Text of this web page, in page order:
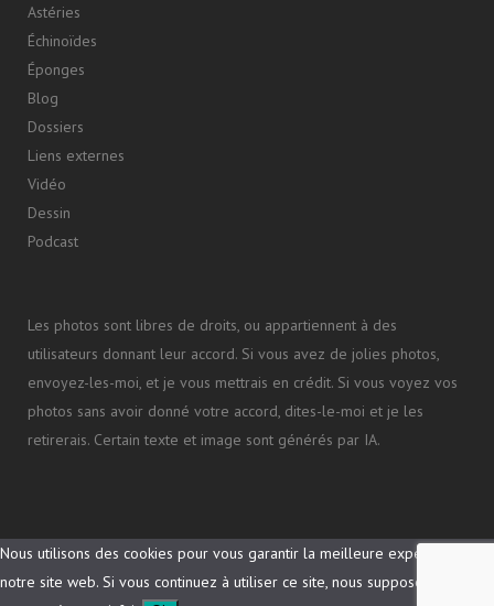
Astéries
Échinoïdes
Éponges
Blog
Dossiers
Liens externes
Vidéo
Dessin
Podcast
Les photos sont libres de droits, ou appartiennent à des
utilisateurs donnant leur accord. Si vous avez de jolies photos,
envoyez-les-moi, et je vous mettrais en crédit. Si vous voyez vos
photos sans avoir donné votre accord, dites-le-moi et je les
retirerais. Certain texte et image sont générés par IA.
Nous utilisons des cookies pour vous garantir la meilleure expérience sur
notre site web. Si vous continuez à utiliser ce site, nous supposerons que